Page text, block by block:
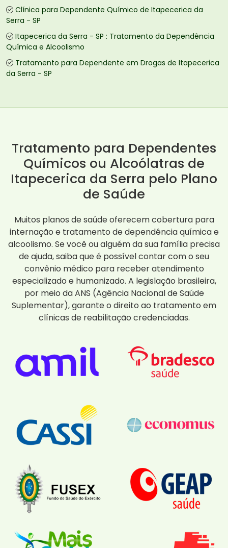
Clínica para Dependente Químico de Itapecerica da
Serra - SP
Itapecerica da Serra - SP : Tratamento da Dependência
Química e Alcoolismo
Tratamento para Dependente em Drogas de Itapecerica
da Serra - SP
Tratamento para Dependentes
Químicos ou Alcoólatras de
Itapecerica da Serra pelo Plano
de Saúde
Muitos planos de saúde oferecem cobertura para
internação e tratamento de dependência química e
alcoolismo. Se você ou alguém da sua família precisa
de ajuda, saiba que é possível contar com o seu
convênio médico para receber atendimento
especializado e humanizado. A legislação brasileira,
por meio da ANS (Agência Nacional de Saúde
Suplementar), garante o direito ao tratamento em
clínicas de reabilitação credenciadas.